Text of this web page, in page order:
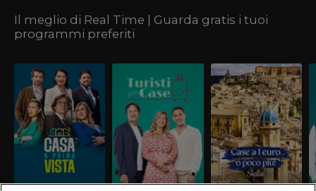
Il meglio di Real Time | Guarda gratis i tuoi
programmi preferiti